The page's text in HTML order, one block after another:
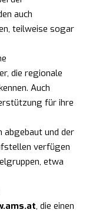
auch
teilweise sogar
die regionale
Auch
für ihre
abgebaut und der
verfügen
etwa
, die einen